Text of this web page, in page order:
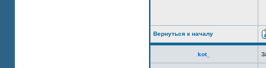
Вернуться к началу
kot_